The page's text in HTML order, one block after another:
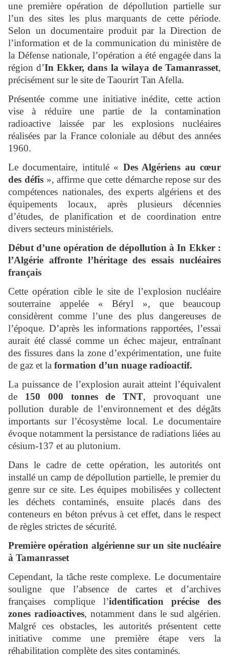
une première opération de dépollution partielle sur
l’un des sites les plus marquants de cette période.
Selon un documentaire produit par la Direction de
l’information et de la communication du ministère de
la Défense nationale, l’opération a été engagée dans la
région d’In Ekker, dans la wilaya de Tamanrasset,
précisément sur le site de Taourirt Tan Afella.
Présentée comme une initiative inédite, cette action
vise à réduire une partie de la contamination
radioactive laissée par les explosions nucléaires
réalisées par la France coloniale au début des années
1960.
Le documentaire, intitulé « Des Algériens au cœur
des défis», affirme que cette démarche repose sur des
compétences nationales, des experts algériens et des
équipements locaux, après plusieurs décennies
d’études, de planification et de coordination entre
divers secteurs ministériels.
Début d’une opération de dépollution à In Ekker :
l’Algérie affronte l’héritage des essais nucléaires
français
Cette opération cible le site de l’explosion nucléaire
souterraine appelée « Béryl », que beaucoup
considèrent comme l’une des plus dangereuses de
l’époque. D’après les informations rapportées, l’essai
aurait été classé comme un échec majeur, entraînant
des fissures dans la zone d’expérimentation, une fuite
de gaz et la formation d’un nuage radioactif.
La puissance de l’explosion aurait atteint l’équivalent
de 150 000 tonnes de TNT, provoquant une
pollution durable de l’environnement et des dégâts
importants sur l’écosystème local. Le documentaire
évoque notamment la persistance de radiations liées au
césium-137 et au plutonium.
Dans le cadre de cette opération, les autorités ont
installé un camp de dépollution partielle, le premier du
genre sur ce site. Les équipes mobilisées y collectent
les déchets contaminés, ensuite placés dans des
conteneurs en béton prévus à cet effet, dans le respect
de règles strictes de sécurité.
Première opération algérienne sur un site nucléaire
à Tamanrasset
Cependant, la tâche reste complexe. Le documentaire
souligne que l’absence de cartes et d’archives
françaises complique l’identification précise des
zones radioactives, notamment dans le sud algérien.
Malgré ces obstacles, les autorités présentent cette
initiative comme une première étape vers la
réhabilitation complète des sites contaminés.